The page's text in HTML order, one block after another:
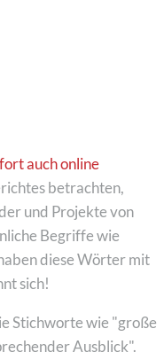
auch online
betrachten,
und Projekte von
Begriffe wie
haben diese Wörter mit
sich!
Stichworte wie "große
Ausblick".